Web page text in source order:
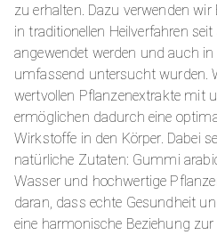
zu erhalten. Dazu verwenden
in traditionellen Heilverfahren
angewendet werden und auch
umfassend untersucht wurden.
wertvollen Pflanzenextrakte mit
ermöglichen dadurch eine
Wirkstoffe in den Körper. Dabei
natürliche Zutaten: Gummi
Wasser und hochwertige
daran, dass echte Gesundheit
eine harmonische Beziehung